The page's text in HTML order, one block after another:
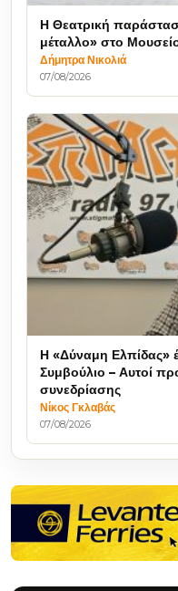
Η Θεατρική
μέταλλο» στο
Δήμητρα Νικολιά
07/08/2026
Η «Δύναμη Ελπίδας»
Συμβούλιο – Αυτοί
συνεδρίασης
Νίκος Γκλαβάς
07/08/2026